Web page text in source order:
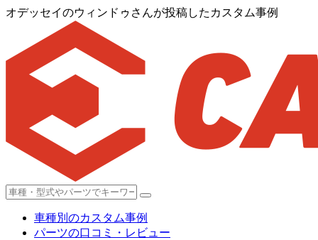
オデッセイのウィンドゥさんが投稿したカスタム事例
車種別のカスタム事例
パーツの口コミ・レビュー